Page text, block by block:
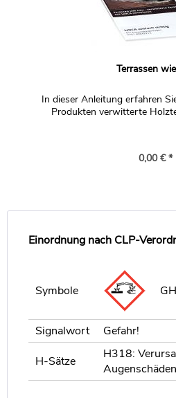
Terrassen
In dieser Anleitung erfahren
Produkten verwitterte
0,00 € *
Einordnung nach CLP-
Symbole
Signalwort
Gefahr!
H-Sätze
H318: